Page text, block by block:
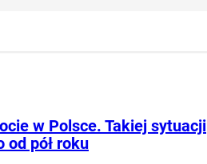
w Polsce. Takiej sytuacji
od pół roku